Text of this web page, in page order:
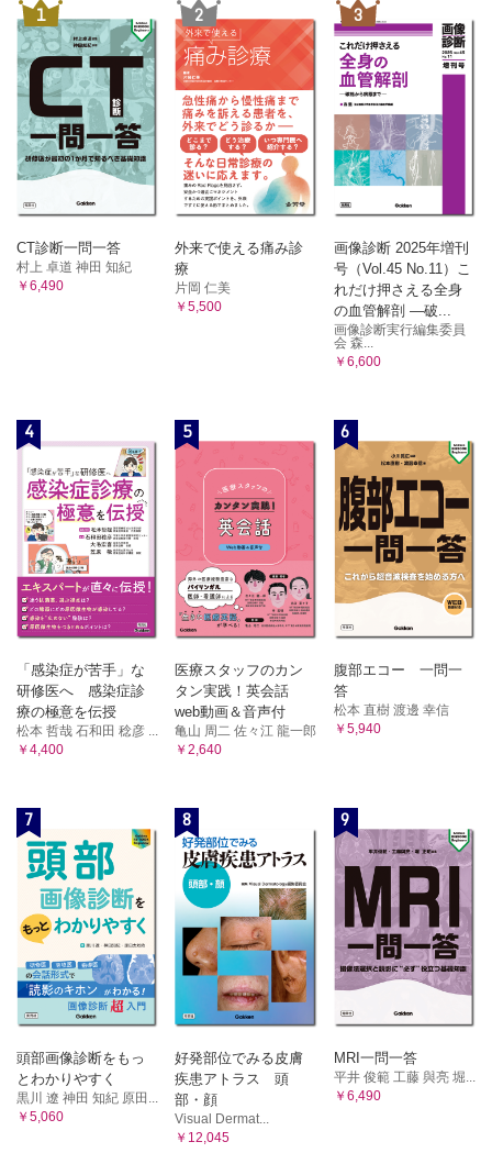
1
CT診断一問一答
村上 卓道 神田 知紀
￥6,490
2
外来で使える痛み診
療
片岡 仁美
￥5,500
3
画像診断 2025年増刊
号（Vol.45 No.11）こ
れだけ押さえる全身
の血管解剖 ―破...
画像診断実行編集委員
会 森...
￥6,600
4
「感染症が苦手」な
研修医へ 感染症診
療の極意を伝授
松本 哲哉 石和田 稔彦 ...
￥4,400
5
医療スタッフのカン
タン実践！英会話
web動画＆音声付
亀山 周二 佐々江 龍一郎
￥2,640
6
腹部エコー 一問一
答
松本 直樹 渡邊 幸信
￥5,940
7
頭部画像診断をもっ
とわかりやすく
黒川 遼 神田 知紀 原田...
￥5,060
8
好発部位でみる皮膚
疾患アトラス 頭
部・顔
Visual Dermat...
￥12,045
9
MRI一問一答
平井 俊範 工藤 與亮 堀...
￥6,490